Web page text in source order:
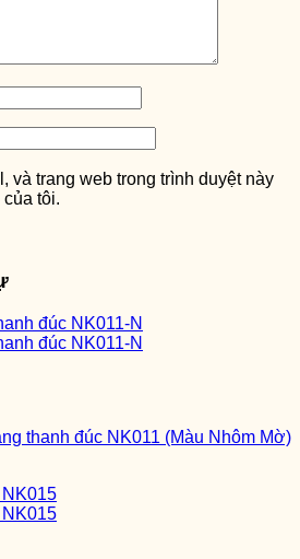
và trang web trong trình duyệt này
tôi.
thanh đúc NK011 (Màu Nhôm Mờ)